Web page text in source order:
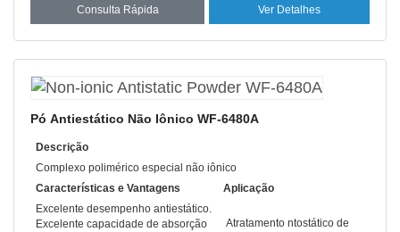
Consulta Rápida Ver Detalhes
Pó Antiestático Não Iônico WF-6480A
Descrição
Complexo polimérico especial não iônico
Características e Vantagens
Aplicação
Excelente desempenho antiestático.
Excelente capacidade de absorção
Atratamento ntostático de